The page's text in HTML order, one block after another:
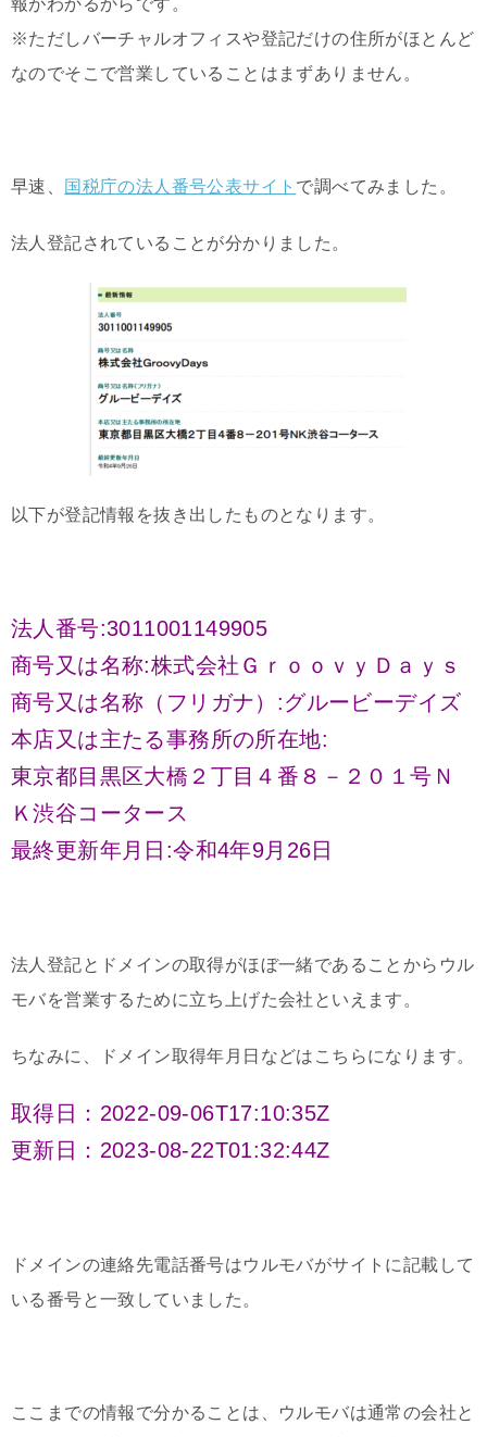
※ただしバーチャルオフィスや登記だけの住所がほとんど
なのでそこで営業していることはまずありません。
早速、 国税庁の法人番号公表サイト で調べてみました。
法人登記されていることが分かりました。
以下が登記情報を抜き出したものとなります。
法人番号:3011001149905
商号又は名称:株式会社ＧｒｏｏｖｙＤａｙｓ
商号又は名称（フリガナ）:グルービーデイズ
本店又は主たる事務所の所在地:
東京都目黒区大橋２丁目４番８－２０１号Ｎ
Ｋ渋谷コータース
最終更新年月日:令和4年9月26日
法人登記とドメインの取得がほぼ一緒であることからウル
モバを営業するために立ち上げた会社といえます。
ちなみに、ドメイン取得年月日などはこちらになります。
取得日：2022-09-06T17:10:35Z
更新日：2023-08-22T01:32:44Z
ドメインの連絡先電話番号はウルモバがサイトに記載して
いる番号と一致していました。
ここまでの情報で分かることは、ウルモバは通常の会社と